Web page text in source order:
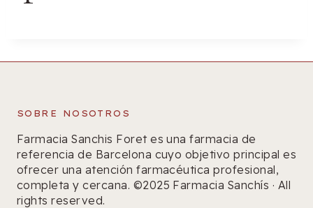
SOBRE NOSOTROS
Farmacia Sanchis Foret es una farmacia de
referencia de Barcelona cuyo objetivo principal es
ofrecer una atención farmacéutica profesional,
completa y cercana. ©2025 Farmacia Sanchís · All
rights reserved.